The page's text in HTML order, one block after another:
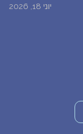
יוני 18, 2026